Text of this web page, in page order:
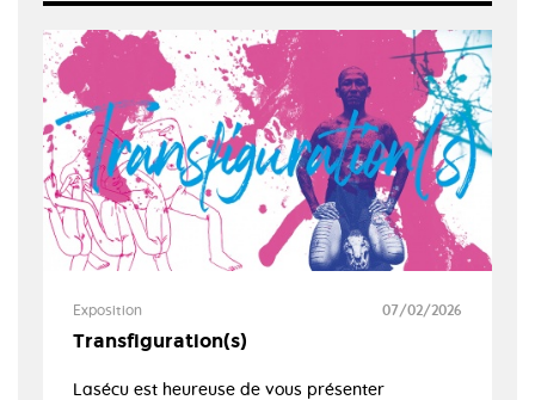
Exposition 07/02/2026
Transfiguration(s)
Lasécu est heureuse de vous présenter